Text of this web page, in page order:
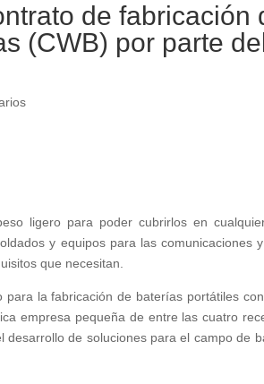
de fabricación
(CWB) por parte
ligero para poder cubrirlos en
y equipos para las comunicaciones
que necesitan.
la fabricación de baterías portátiles
empresa pequeña de entre las cuatro
de soluciones para el campo de